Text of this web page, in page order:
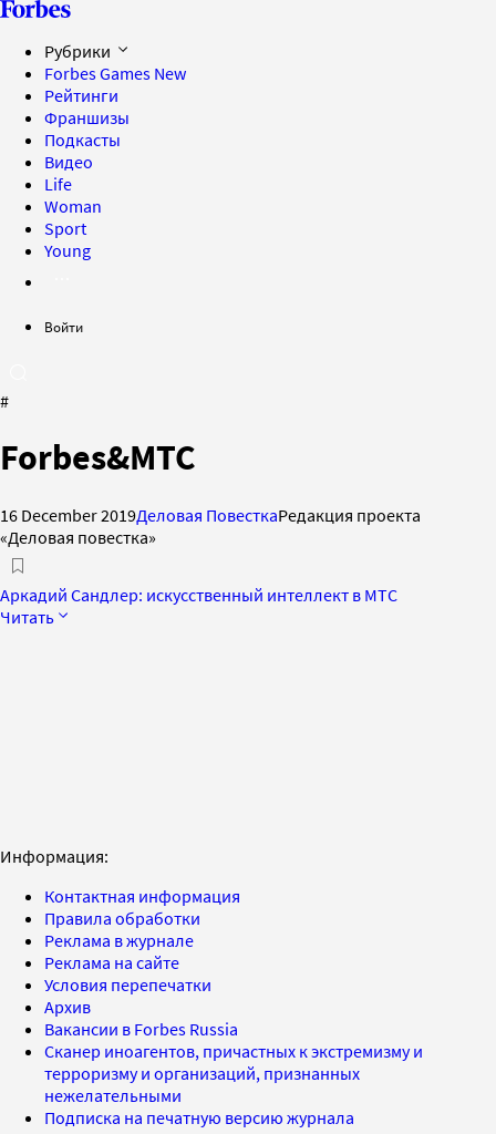
Рубрики
Forbes Games New
Рейтинги
Франшизы
Подкасты
Видео
Life
Woman
Sport
Young
Войти
#
Forbes&МТС
16 December 2019Деловая ПовесткаРедакция проекта
«Деловая повестка»
Аркадий Сандлер: искусственный интеллект в МТС
Читать
Информация:
Контактная информация
Правила обработки
Реклама в журнале
Реклама на сайте
Условия перепечатки
Архив
Вакансии в Forbes Russia
Сканер иноагентов, причастных к экстремизму и
терроризму и организаций, признанных
нежелательными
Подписка на печатную версию журнала